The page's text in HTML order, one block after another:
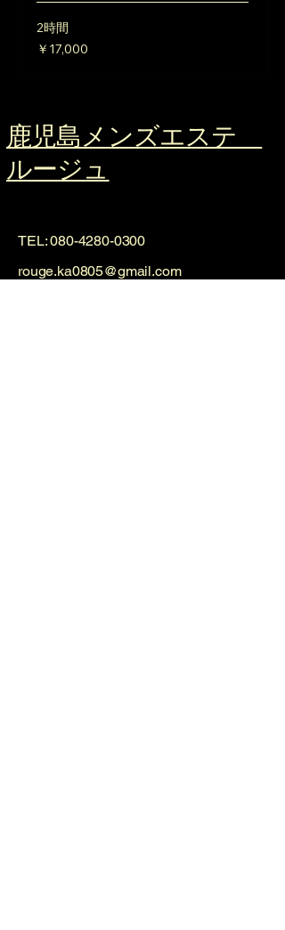
2時間
17,000
円
￥17,000
鹿児島メンズエステ
ルージュ
TEL:080-4280-0300
rouge.ka0805@gmail.com